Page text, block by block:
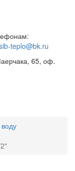
teplo@bk.ru
65, оф.